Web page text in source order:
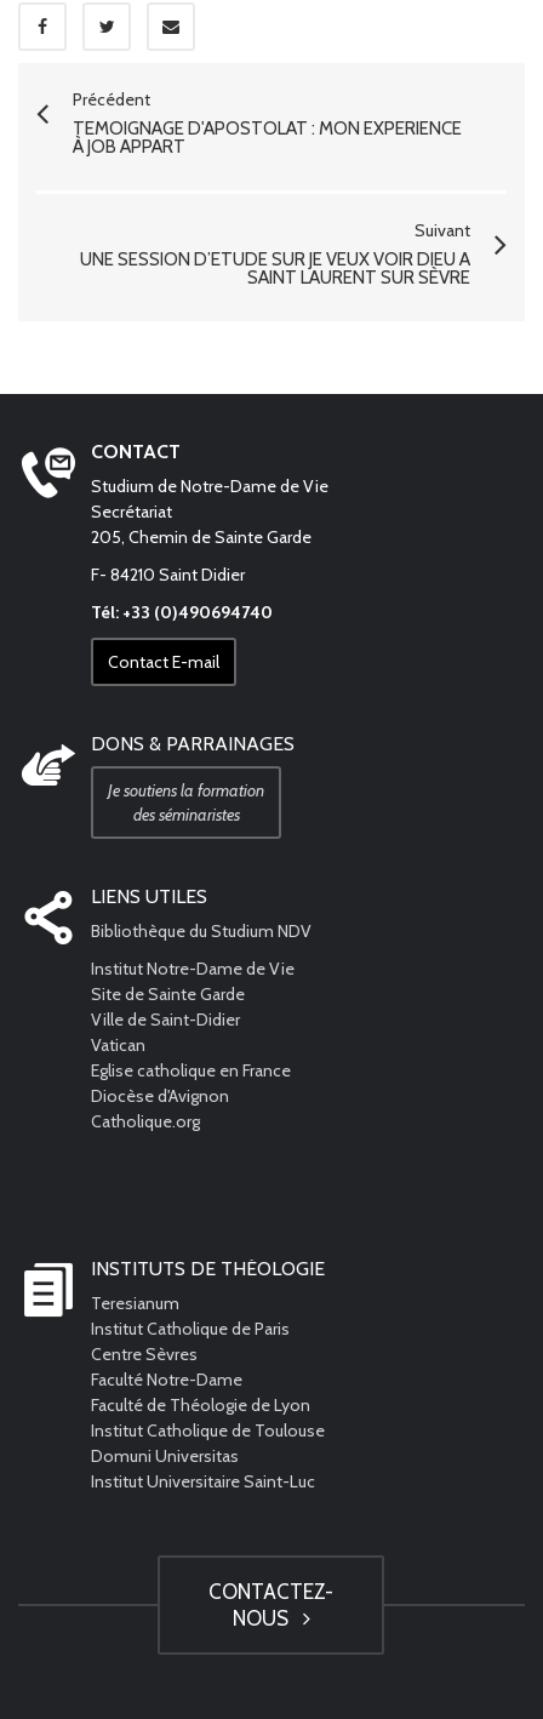
Précédent
TÉMOIGNAGE D'APOSTOLAT : MON EXPÉRIENCE
À JOB APPART
Suivant
UNE SESSION D’ÉTUDE SUR JE VEUX VOIR DIEU À
SAINT LAURENT SUR SÈVRE
CONTACT
Studium de Notre-Dame de Vie
Secrétariat
205, Chemin de Sainte Garde
F- 84210 Saint Didier
Tél: +33 (0)490694740
Contact E-mail
DONS & PARRAINAGES
Je soutiens la formation
des séminaristes
LIENS UTILES
Bibliothèque du Studium NDV
Institut Notre-Dame de Vie
Site de Sainte Garde
Ville de Saint-Didier
Vatican
Eglise catholique en France
Diocèse d'Avignon
Catholique.org
INSTITUTS DE THÉOLOGIE
Teresianum
Institut Catholique de Paris
Centre Sèvres
Faculté Notre-Dame
Faculté de Théologie de Lyon
Institut Catholique de Toulouse
Domuni Universitas
Institut Universitaire Saint-Luc
CONTACTEZ-
NOUS